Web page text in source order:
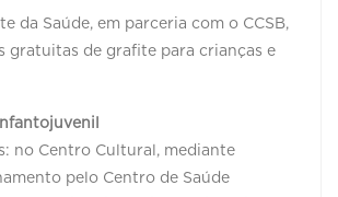
da Saúde, em parceria com o CCSB,
gratuitas de grafite para crianças e
no Centro Cultural, mediante
pelo Centro de Saúde